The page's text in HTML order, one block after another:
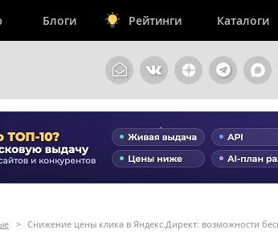
Блоги Рейтинги Каталоги
> Снижение цены клика в Яндекс.Директ: возможности